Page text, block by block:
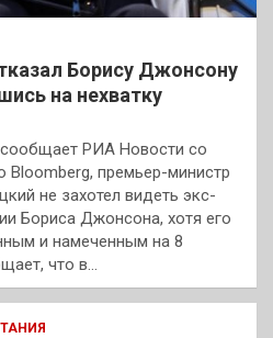
Борису Джонсону
на нехватку
РИА Новости со
премьер-министр
не захотел видеть экс-
Бориса Джонсона, хотя его
и намеченным на 8
что в…